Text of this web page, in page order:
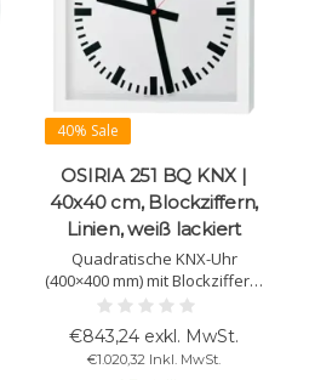
40% Sale
OSIRIA 251 BQ KNX |
40x40 cm, Blockziffern,
Linien, weiß lackiert
Quadratische KNX-Uhr
(400×400 mm) mit Blockziffern,
Sicherheitsglas und
Nur KNX-Busspannung
erforderlich. Ideal für
€843,24 exkl. MwSt.
€1.020,32 Inkl. MwSt.